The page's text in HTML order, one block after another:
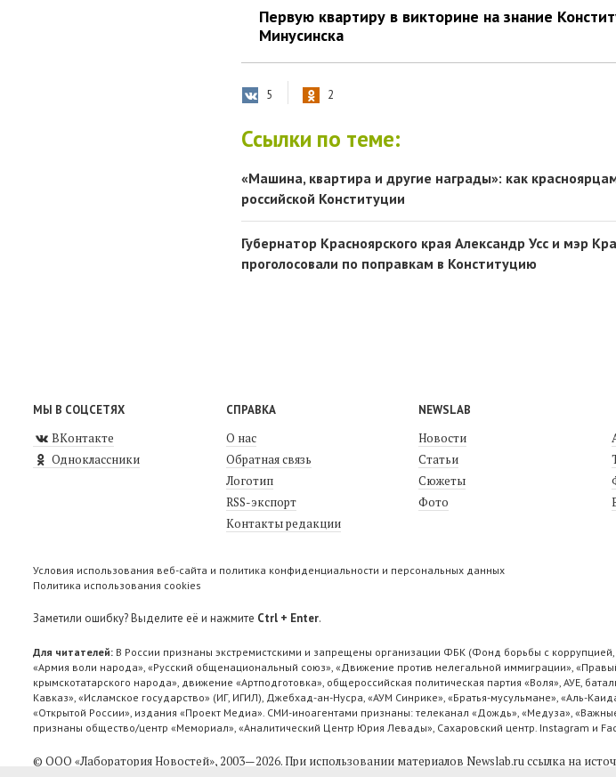
Первую квартиру в викторине на знание
Минусинска
5 2
Ссылки по теме:
«Машина, квартира и другие награды»: как
российской Конституции
Губернатор Красноярского края Александр Усс и мэр
проголосовали по поправкам в Конституцию
МЫ В СОЦСЕТЯХ
ВКонтакте
Одноклассники
СПРАВКА
О нас
Обратная связь
Логотип
RSS-экспорт
Контакты редакции
NEWSLAB
Новости
Статьи
Сюжеты
Фото
Условия использования веб-сайта и политика конфиденциальности и персональных данных
Политика использования cookies
Заметили ошибку? Выделите её и нажмите Ctrl + Enter.
Для читателей: В России признаны экстремистскими и запрещены организации ФБК (Фонд борьбы с
«Армия воли народа», «Русский общенациональный союз», «Движение против нелегальной иммиграции»,
крымскотатарского народа», движение «Артподготовка», общероссийская политическая партия «Воля», АУЕ,
Кавказ», «Исламское государство» (ИГ, ИГИЛ), Джебхад-ан-Нусра, «АУМ Синрике», «Братья-мусульмане», «Аль-
«Открытой России», издания «Проект Медиа». СМИ-иноагентами признаны: телеканал «Дождь», «Медуза»,
признаны общество/центр «Мемориал», «Аналитический Центр Юрия Левады», Сахаровский центр. Instagram и
© ООО «Лаборатория Новоcтей», 2003—2026.При использовании материалов Newslab.ru ссылка на